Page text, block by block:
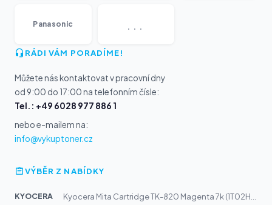
Panasonic ...
RÁDI VÁM PORADÍME!
Můžete nás kontaktovat v pracovní dny
od 9:00 do 17:00 na telefonním čísle:
Tel.: +49 6028 977 886 1
nebo e-mailem na:
info@vykuptoner.cz
VÝBĚR Z NABÍDKY
KYOCERA
Kyocera Mita Cartridge TK-820 Magenta 7k (1T02HPBEU0)